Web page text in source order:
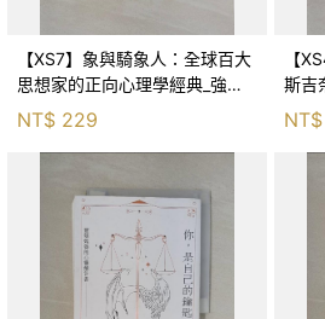
【XS7】象與騎象人：全球百大
思想家的正向心理學經典_強納
森．海德, 李靜瑤
NT$ 229
【
斯吉
NT$